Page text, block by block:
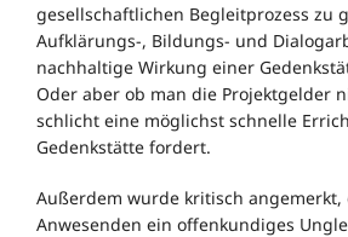
gesellschaftlichen Begleitprozess zu
Aufklärungs-, Bildungs- und
nachhaltige Wirkung einer
Oder aber ob man die Projektgelder
schlicht eine möglichst schnelle
Gedenkstätte fordert.
Außerdem wurde kritisch angemerkt,
Anwesenden ein offenkundiges